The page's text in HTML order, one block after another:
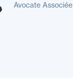
Avocate Associée